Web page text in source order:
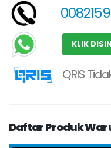
KLIK
QRIS
Daftar Produk